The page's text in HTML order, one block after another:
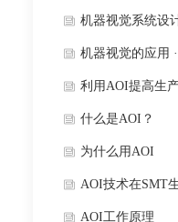
统
机器视觉系统设
术
机器视觉的应用
利用AOI提高生
什么是AOI？
为什么用AOI
AOI技术在SMT
巧与策略
AOI工作原理